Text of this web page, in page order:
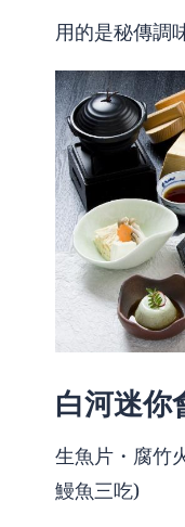
用的是秘傳調
白河迷你
生魚片・腐竹
鰻魚三吃)